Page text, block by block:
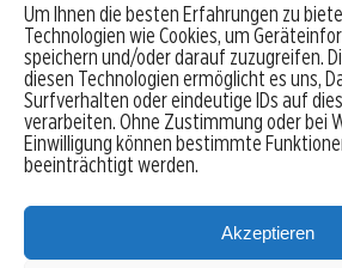
Um Ihnen die besten Erfahrungen zu
Technologien wie Cookies, um
speichern und/oder darauf zuzugreifen.
diesen Technologien ermöglicht es uns,
Surfverhalten oder eindeutige IDs auf
verarbeiten. Ohne Zustimmung oder bei
Einwilligung können bestimmte
beeinträchtigt werden.
Akzeptieren
Robo-Advisor vergleichen
Depotvergleich
Festgeld vergleichen
Tagesgeld vergleichen